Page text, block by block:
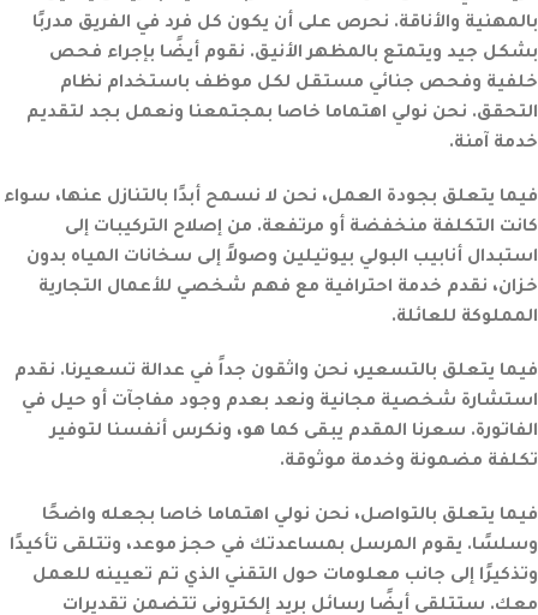
بالمهنية والأناقة. نحرص على أن يكون كل فرد في الفريق مدربًا
بشكل جيد ويتمتع بالمظهر الأنيق. نقوم أيضًا بإجراء فحص
خلفية وفحص جنائي مستقل لكل موظف باستخدام نظام
التحقق. نحن نولي اهتماما خاصا بمجتمعنا ونعمل بجد لتقديم
خدمة آمنة.
فيما يتعلق بجودة العمل، نحن لا نسمح أبدًا بالتنازل عنها، سواء
كانت التكلفة منخفضة أو مرتفعة. من إصلاح التركيبات إلى
استبدال أنابيب البولي بيوتيلين وصولاً إلى سخانات المياه بدون
خزان، نقدم خدمة احترافية مع فهم شخصي للأعمال التجارية
المملوكة للعائلة.
فيما يتعلق بالتسعير، نحن واثقون جداً في عدالة تسعيرنا. نقدم
استشارة شخصية مجانية ونعد بعدم وجود مفاجآت أو حيل في
الفاتورة. سعرنا المقدم يبقى كما هو، ونكرس أنفسنا لتوفير
تكلفة مضمونة وخدمة موثوقة.
فيما يتعلق بالتواصل، نحن نولي اهتماما خاصا بجعله واضحًا
وسلسًا. يقوم المرسل بمساعدتك في حجز موعد، وتتلقى تأكيدًا
وتذكيرًا إلى جانب معلومات حول التقني الذي تم تعيينه للعمل
معك. ستتلقى أيضًا رسائل بريد إلكتروني تتضمن تقديرات